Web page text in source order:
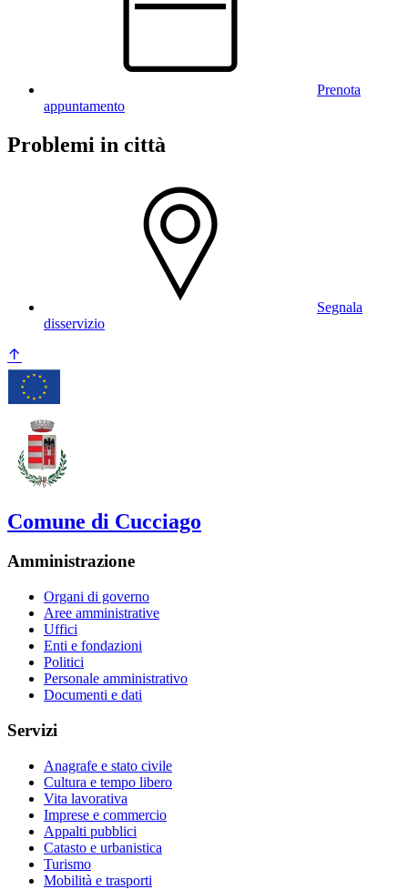
Prenota
appuntamento
Problemi in città
Segnala
disservizio
Comune di Cucciago
Amministrazione
Organi di governo
Aree amministrative
Uffici
Enti e fondazioni
Politici
Personale amministrativo
Documenti e dati
Servizi
Anagrafe e stato civile
Cultura e tempo libero
Vita lavorativa
Imprese e commercio
Appalti pubblici
Catasto e urbanistica
Turismo
Mobilità e trasporti